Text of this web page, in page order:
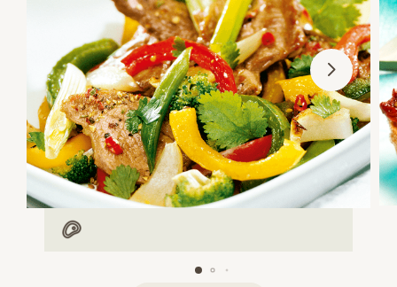
Mit Fleisch